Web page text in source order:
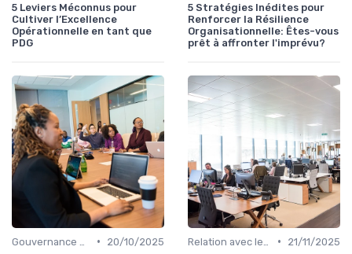
5 Leviers Méconnus pour
Cultiver l’Excellence
Opérationnelle en tant que
PDG
5 Stratégies Inédites pour
Renforcer la Résilience
Organisationnelle: Êtes-vous
prêt à affronter l'imprévu?
•
20/10/2025
•
21/11/2025